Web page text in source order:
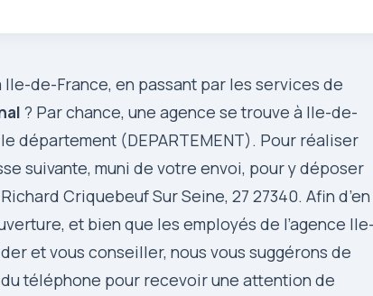
de-France, en passant par les services de
? Par chance, une agence se trouve à Ile-de-
département (DEPARTEMENT). Pour réaliser
suivante, muni de votre envoi, pour y déposer
Criquebeuf Sur Seine, 27 27340. Afin d’en
et bien que les employés de l’agence Ile-
et vous conseiller, nous vous suggérons de
téléphone pour recevoir une attention de